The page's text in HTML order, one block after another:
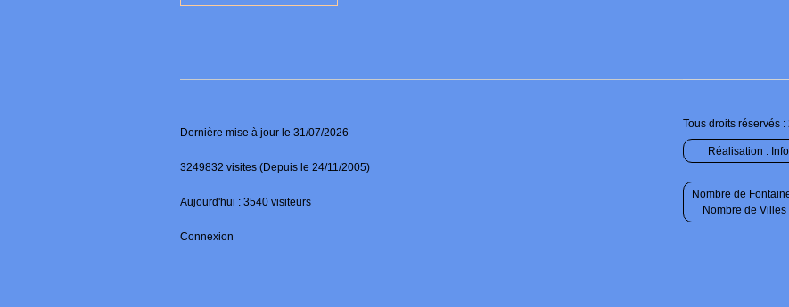
Dernière mise à jour le 31/07/2026
3249832 visites (Depuis le 24/11/2005)
Aujourd'hui : 3540 visiteurs
Connexion
Tous droits réservés
Réalisation :
Nombre de
Nombre de